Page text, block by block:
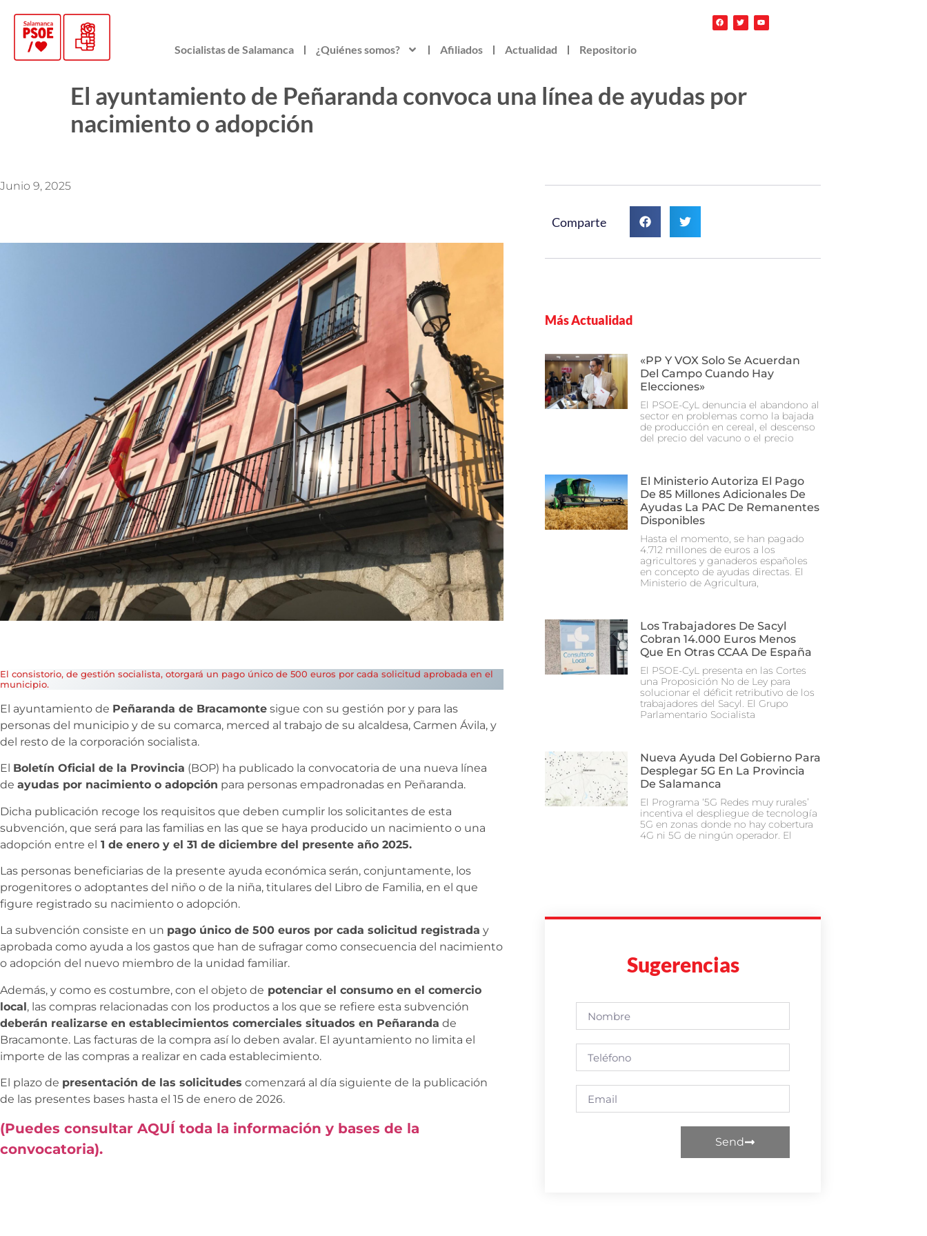
Socialistas de Salamanca ¿Quiénes somos? Afiliados Actualidad Repositorio
El ayuntamiento de Peñaranda convoca una línea de ayudas por
nacimiento o adopción
Junio 9, 2025
El consistorio, de gestión socialista, otorgará un pago único de 500 euros por cada solicitud aprobada en el
municipio.
El ayuntamiento de Peñaranda de Bracamonte sigue con su gestión por y para las
personas del municipio y de su comarca, merced al trabajo de su alcaldesa, Carmen Ávila, y
del resto de la corporación socialista.
El Boletín Oficial de la Provincia (BOP) ha publicado la convocatoria de una nueva línea
de ayudas por nacimiento o adopción para personas empadronadas en Peñaranda.
Dicha publicación recoge los requisitos que deben cumplir los solicitantes de esta
subvención, que será para las familias en las que se haya producido un nacimiento o una
adopción entre el 1 de enero y el 31 de diciembre del presente año 2025.
Las personas beneficiarias de la presente ayuda económica serán, conjuntamente, los
progenitores o adoptantes del niño o de la niña, titulares del Libro de Familia, en el que
figure registrado su nacimiento o adopción.
La subvención consiste en un pago único de 500 euros por cada solicitud registrada y
aprobada como ayuda a los gastos que han de sufragar como consecuencia del nacimiento
o adopción del nuevo miembro de la unidad familiar.
Además, y como es costumbre, con el objeto de potenciar el consumo en el comercio
local, las compras relacionadas con los productos a los que se refiere esta subvención
deberán realizarse en establecimientos comerciales situados en Peñaranda de
Bracamonte. Las facturas de la compra así lo deben avalar. El ayuntamiento no limita el
importe de las compras a realizar en cada establecimiento.
El plazo de presentación de las solicitudes comenzará al día siguiente de la publicación
de las presentes bases hasta el 15 de enero de 2026.
(Puedes consultar AQUÍ toda la información y bases de la
convocatoria).
Comparte
Más Actualidad
«PP Y VOX Solo Se Acuerdan
Del Campo Cuando Hay
Elecciones»
El PSOE-CyL denuncia el abandono al
sector en problemas como la bajada
de producción en cereal, el descenso
del precio del vacuno o el precio
El Ministerio Autoriza El Pago
De 85 Millones Adicionales De
Ayudas La PAC De Remanentes
Disponibles
Hasta el momento, se han pagado
4.712 millones de euros a los
agricultores y ganaderos españoles
en concepto de ayudas directas. El
Ministerio de Agricultura,
Los Trabajadores De Sacyl
Cobran 14.000 Euros Menos
Que En Otras CCAA De España
El PSOE-CyL presenta en las Cortes
una Proposición No de Ley para
solucionar el déficit retributivo de los
trabajadores del Sacyl. El Grupo
Parlamentario Socialista
Nueva Ayuda Del Gobierno Para
Desplegar 5G En La Provincia
De Salamanca
El Programa ‘5G Redes muy rurales’
incentiva el despliegue de tecnología
5G en zonas donde no hay cobertura
4G ni 5G de ningún operador. El
Sugerencias
Send